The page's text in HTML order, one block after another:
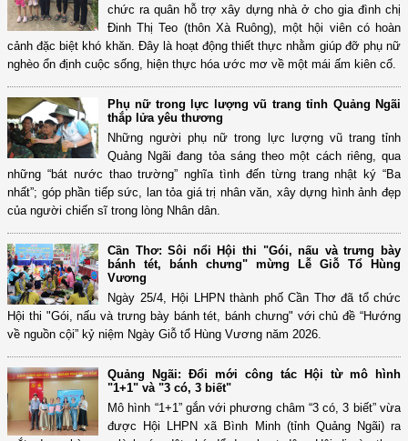
chức ra quân hỗ trợ xây dựng nhà ở cho gia đình chị
Đinh Thị Teo (thôn Xà Ruông), một hội viên có hoàn
cảnh đặc biệt khó khăn. Đây là hoạt động thiết thực nhằm giúp đỡ phụ nữ
nghèo ổn định cuộc sống, hiện thực hóa ước mơ về một mái ấm kiên cố.
Phụ nữ trong lực lượng vũ trang tỉnh Quảng Ngãi
thắp lửa yêu thương
Những người phụ nữ trong lực lượng vũ trang tỉnh
Quảng Ngãi đang tỏa sáng theo một cách riêng, qua
những “bát nước thao trường” nghĩa tình đến từng trang nhật ký “Ba
nhất”; góp phần tiếp sức, lan tỏa giá trị nhân văn, xây dựng hình ảnh đẹp
của người chiến sĩ trong lòng Nhân dân.
Cần Thơ: Sôi nổi Hội thi "Gói, nấu và trưng bày
bánh tét, bánh chưng" mừng Lễ Giỗ Tổ Hùng
Vương
Ngày 25/4, Hội LHPN thành phố Cần Thơ đã tổ chức
Hội thi "Gói, nấu và trưng bày bánh tét, bánh chưng" với chủ đề “Hướng
về nguồn cội” kỷ niệm Ngày Giỗ tổ Hùng Vương năm 2026.
Quảng Ngãi: Đổi mới công tác Hội từ mô hình
"1+1" và "3 có, 3 biết"
Mô hình “1+1” gắn với phương châm “3 có, 3 biết” vừa
được Hội LHPN xã Bình Minh (tỉnh Quảng Ngãi) ra